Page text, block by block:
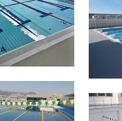
学校 ステンレスプール
2022年